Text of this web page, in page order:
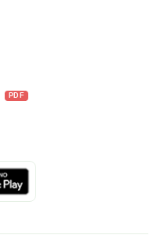
PDF